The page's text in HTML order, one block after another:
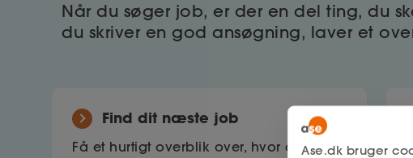
Når du søger job, er der en del ting, du
du skriver en god ansøgning, laver et
Find dit næste job
Få et hurtigt overblik over, hvor du finderAse.dk bruger